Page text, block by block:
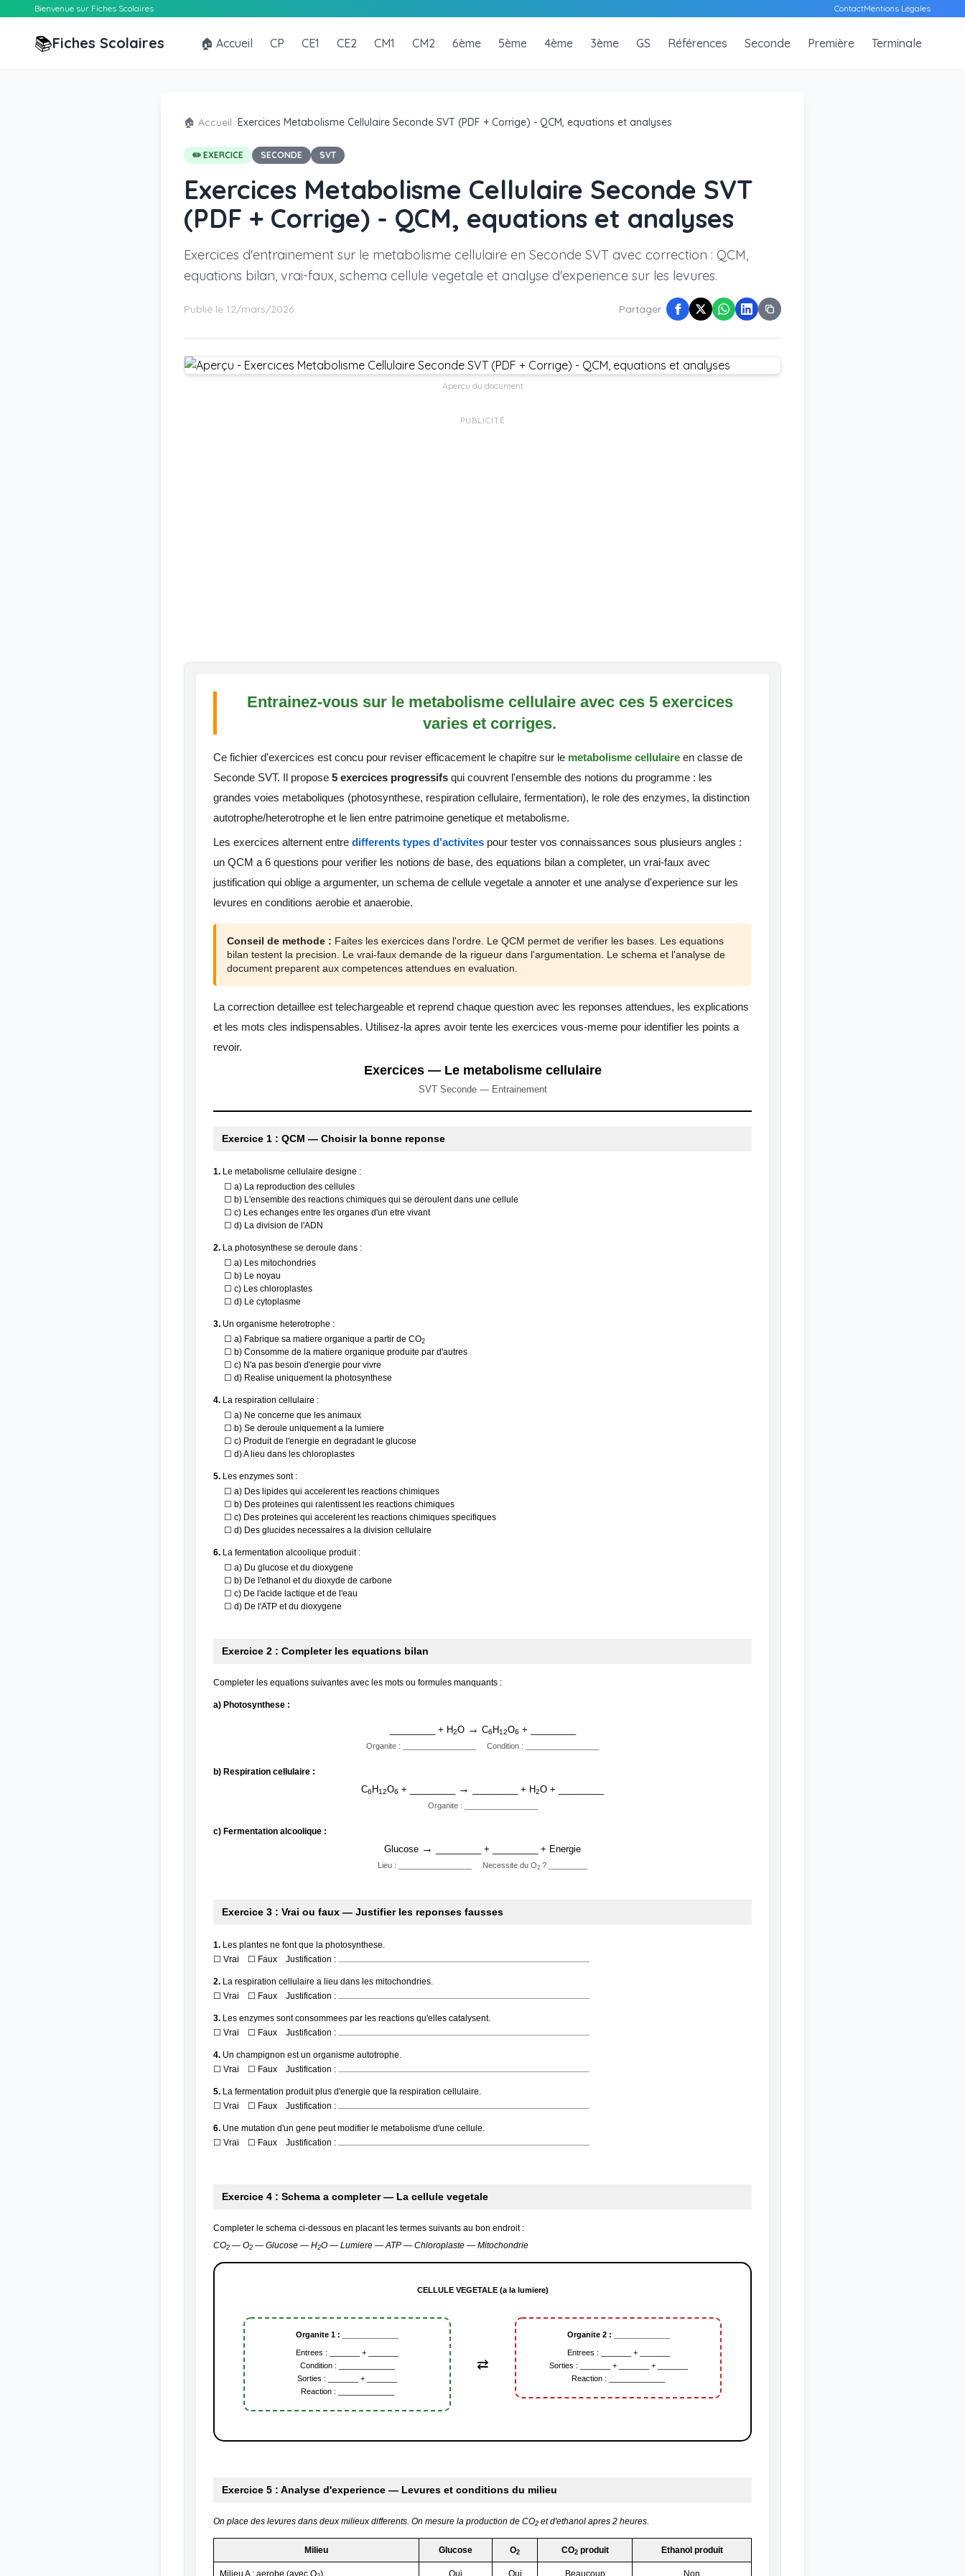
Bienvenue sur Fiches Scolaires ContactMentions Légales
📚Fiches Scolaires 🏠 Accueil CP CE1 CE2 CM1 CM2 6ème 5ème 4ème 3ème GS Références Seconde Première Terminale
🏠 Accueil››Exercices Metabolisme Cellulaire Seconde SVT (PDF + Corrige) - QCM, equations et analyses
✏️ EXERCICE SECONDE SVT
Exercices Metabolisme Cellulaire Seconde SVT
(PDF + Corrige) - QCM, equations et analyses
Exercices d'entrainement sur le metabolisme cellulaire en Seconde SVT avec correction : QCM,
equations bilan, vrai-faux, schema cellule vegetale et analyse d'experience sur les levures.
Publié le 12/mars/2026 Partager :
Aperçu du document
PUBLICITÉ
Entrainez-vous sur le metabolisme cellulaire avec ces 5 exercices
varies et corriges.
Ce fichier d'exercices est concu pour reviser efficacement le chapitre sur le metabolisme cellulaire en classe de
Seconde SVT. Il propose 5 exercices progressifs qui couvrent l'ensemble des notions du programme : les
grandes voies metaboliques (photosynthese, respiration cellulaire, fermentation), le role des enzymes, la distinction
autotrophe/heterotrophe et le lien entre patrimoine genetique et metabolisme.
Les exercices alternent entre differents types d'activites pour tester vos connaissances sous plusieurs angles :
un QCM a 6 questions pour verifier les notions de base, des equations bilan a completer, un vrai-faux avec
justification qui oblige a argumenter, un schema de cellule vegetale a annoter et une analyse d'experience sur les
levures en conditions aerobie et anaerobie.
Conseil de methode : Faites les exercices dans l'ordre. Le QCM permet de verifier les bases. Les equations
bilan testent la precision. Le vrai-faux demande de la rigueur dans l'argumentation. Le schema et l'analyse de
document preparent aux competences attendues en evaluation.
La correction detaillee est telechargeable et reprend chaque question avec les reponses attendues, les explications
et les mots cles indispensables. Utilisez-la apres avoir tente les exercices vous-meme pour identifier les points a
revoir.
Exercices — Le metabolisme cellulaire
SVT Seconde — Entrainement
Exercice 1 : QCM — Choisir la bonne reponse
1. Le metabolisme cellulaire designe :
☐ a) La reproduction des cellules
☐ b) L'ensemble des reactions chimiques qui se deroulent dans une cellule
☐ c) Les echanges entre les organes d'un etre vivant
☐ d) La division de l'ADN
2. La photosynthese se deroule dans :
☐ a) Les mitochondries
☐ b) Le noyau
☐ c) Les chloroplastes
☐ d) Le cytoplasme
3. Un organisme heterotrophe :
☐ a) Fabrique sa matiere organique a partir de CO2
☐ b) Consomme de la matiere organique produite par d'autres
☐ c) N'a pas besoin d'energie pour vivre
☐ d) Realise uniquement la photosynthese
4. La respiration cellulaire :
☐ a) Ne concerne que les animaux
☐ b) Se deroule uniquement a la lumiere
☐ c) Produit de l'energie en degradant le glucose
☐ d) A lieu dans les chloroplastes
5. Les enzymes sont :
☐ a) Des lipides qui accelerent les reactions chimiques
☐ b) Des proteines qui ralentissent les reactions chimiques
☐ c) Des proteines qui accelerent les reactions chimiques specifiques
☐ d) Des glucides necessaires a la division cellulaire
6. La fermentation alcoolique produit :
☐ a) Du glucose et du dioxygene
☐ b) De l'ethanol et du dioxyde de carbone
☐ c) De l'acide lactique et de l'eau
☐ d) De l'ATP et du dioxygene
Exercice 2 : Completer les equations bilan
Completer les equations suivantes avec les mots ou formules manquants :
a) Photosynthese :
_________ + H2O → C6 H12O6 + _________
Organite : _________________ Condition : _________________
b) Respiration cellulaire :
C6 H12O6 + _________ → _________ + H2O + _________
Organite : _________________
c) Fermentation alcoolique :
Glucose → _________ + _________ + Energie
Lieu : _________________ Necessite du O2 ? _________
Exercice 3 : Vrai ou faux — Justifier les reponses fausses
1. Les plantes ne font que la photosynthese.
☐ Vrai ☐ Faux Justification :
2. La respiration cellulaire a lieu dans les mitochondries.
☐ Vrai ☐ Faux Justification :
3. Les enzymes sont consommees par les reactions qu'elles catalysent.
☐ Vrai ☐ Faux Justification :
4. Un champignon est un organisme autotrophe.
☐ Vrai ☐ Faux Justification :
5. La fermentation produit plus d'energie que la respiration cellulaire.
☐ Vrai ☐ Faux Justification :
6. Une mutation d'un gene peut modifier le metabolisme d'une cellule.
☐ Vrai ☐ Faux Justification :
Exercice 4 : Schema a completer — La cellule vegetale
Completer le schema ci-dessous en placant les termes suivants au bon endroit :
CO2 — O2 — Glucose — H2O — Lumiere — ATP — Chloroplaste — Mitochondrie
CELLULE VEGETALE (a la lumiere)
Organite 1 : _____________
Entrees : _______ + _______
Condition : _____________
Sorties : _______ + _______
Reaction : _____________
⇄
Organite 2 : _____________
Entrees : _______ + _______
Sorties : _______ + _______ + _______
Reaction : _____________
Exercice 5 : Analyse d'experience — Levures et conditions du milieu
On place des levures dans deux milieux differents. On mesure la production de CO2 et d'ethanol apres 2 heures.
Milieu Glucose O2 CO2produit Ethanol produit
Milieu A : aerobe (avec O ) Oui Oui Beaucoup Non